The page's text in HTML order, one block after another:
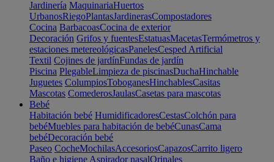
Jardinería MaquinariaHuertos
UrbanosRiegoPlantasJardinerasCompostadores
Cocina BarbacoasCocina de exterior
Decoración Grifos y fuentesEstatuasMacetasTermómetros y
estaciones metereológicasPanelesCesped Artificial
Textil Cojines de jardínFundas de jardín
Piscina PlegableLimpieza de piscinasDuchaHinchable
Juguetes ColumpiosToboganesHinchablesCasitas
Mascotas ComederosJaulasCasetas para mascotas
Bebé
Habitación bebé HumidificadoresCestasColchón para
bebéMuebles para habitación de bebéCunasCama
bebéDecoración bebé
Paseo CocheMochilasAccesoriosCapazosCarrito ligero
Baño e higiene Aspirador nasalOrinales